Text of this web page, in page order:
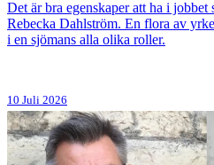
Det är bra egenskaper att ha i
Rebecka Dahlström. En flora av
i en sjömans alla olika roller.
10 Juli 2026